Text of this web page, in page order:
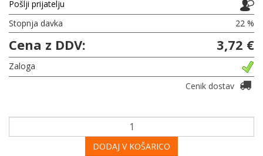
Pošlji prijatelju
Stopnja davka
22 %
Cena z DDV: 3,72 €
Zaloga
Cenik dostav
DODAJ V KOŠARICO